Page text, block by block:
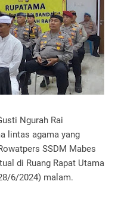
Ngurah Rai
lintas agama yang
SSDM Mabes
di Ruang Rapat Utama
6/2024) malam.